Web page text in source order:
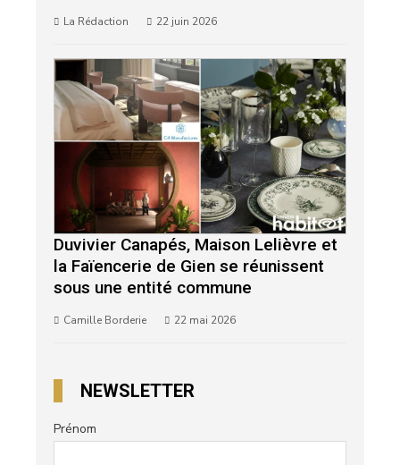
La Rédaction 22 juin 2026
Duvivier Canapés, Maison Lelièvre et
la Faïencerie de Gien se réunissent
sous une entité commune
Camille Borderie 22 mai 2026
NEWSLETTER
Prénom